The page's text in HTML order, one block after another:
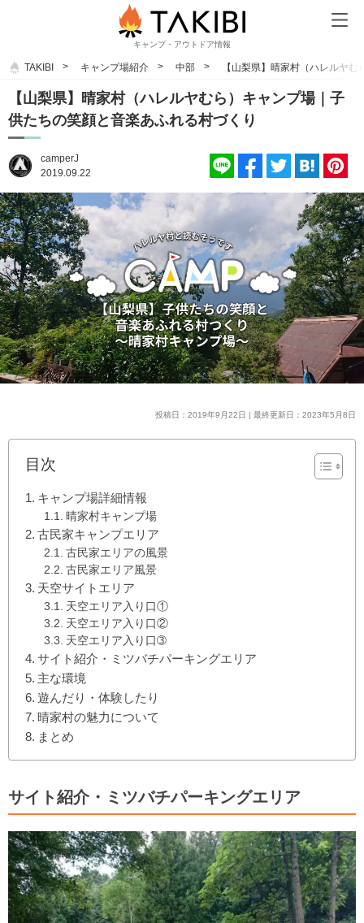
キャンプ・アウトドア情報
TAKIBI キャンプ場紹介 中部 【山梨県】晴家村（ハレルヤ
【山梨県】晴家村（ハレルヤむら）キャンプ場｜子
供たちの笑顔と音楽あふれる村づくり
camperJ
2019.09.22
投稿日：2019年9月22日 | 最終更新日：2023年5月8日
目次
キャンプ場詳細情報
晴家村キャンプ場
古民家キャンプエリア
古民家エリアの風景
古民家エリア風景
天空サイトエリア
天空エリア入り口①
天空エリア入り口②
天空エリア入り口➂
サイト紹介・ミツバチパーキングエリア
主な環境
遊んだり・体験したり
晴家村の魅力について
まとめ
サイト紹介・ミツバチパーキングエリア